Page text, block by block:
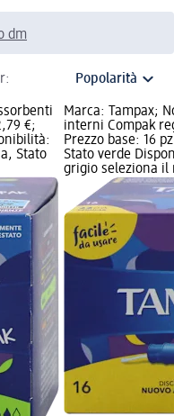
dm
€;
Stato
Marca: Tampax;
interni Compak
Prezzo base: 16
Stato verde
grigio seleziona il